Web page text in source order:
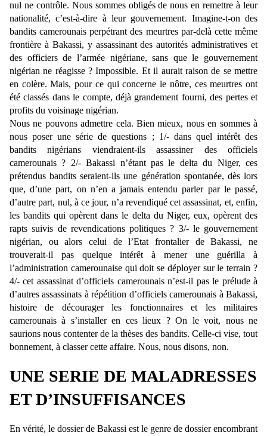
nul ne contrôle. Nous sommes obligés de nous en remettre à leur
nationalité, c’est-à-dire à leur gouvernement. Imagine-t-on des
bandits camerounais perpétrant des meurtres par-delà cette même
frontière à Bakassi, y assassinant des autorités administratives et
des officiers de l’armée nigériane, sans que le gouvernement
nigérian ne réagisse ? Impossible. Et il aurait raison de se mettre
en colère. Mais, pour ce qui concerne le nôtre, ces meurtres ont
été classés dans le compte, déjà grandement fourni, des pertes et
profits du voisinage nigérian.
Nous ne pouvons admettre cela. Bien mieux, nous en sommes à
nous poser une série de questions ; 1/- dans quel intérêt des
bandits nigérians viendraient-ils assassiner des officiels
camerounais ? 2/- Bakassi n’étant pas le delta du Niger, ces
prétendus bandits seraient-ils une génération spontanée, dès lors
que, d’une part, on n’en a jamais entendu parler par le passé,
d’autre part, nul, à ce jour, n’a revendiqué cet assassinat, et, enfin,
les bandits qui opèrent dans le delta du Niger, eux, opèrent des
rapts suivis de revendications politiques ? 3/- le gouvernement
nigérian, ou alors celui de l’Etat frontalier de Bakassi, ne
trouverait-il pas quelque intérêt à mener une guérilla à
l’administration camerounaise qui doit se déployer sur le terrain ?
4/- cet assassinat d’officiels camerounais n’est-il pas le prélude à
d’autres assassinats à répétition d’officiels camerounais à Bakassi,
histoire de décourager les fonctionnaires et les militaires
camerounais à s’installer en ces lieux ? On le voit, nous ne
saurions nous contenter de la thèses des bandits. Celle-ci vise, tout
bonnement, à classer cette affaire. Nous, nous disons, non.
UNE SERIE DE MALADRESSES
ET D’INSUFFISANCES
En vérité, le dossier de Bakassi est le genre de dossier encombrant